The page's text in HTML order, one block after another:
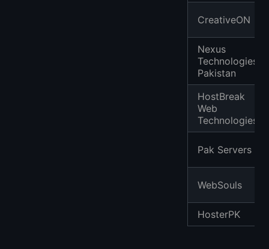
CreativeON
Nexus
Technologies
Pakistan
HostBreak
Web
Technologies
Pak Servers
WebSouls
HosterPK